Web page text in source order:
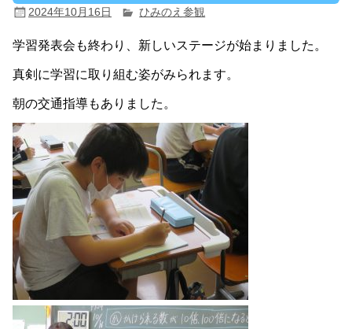
2024年10月16日 ひみのえ参観
学習発表会も終わり、新しいステージが始まりました。
真剣に学習に取り組む姿がみられます。
朝の交通指導もありました。